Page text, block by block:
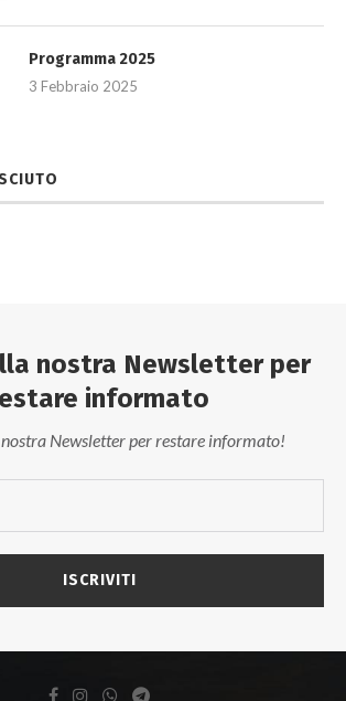
Programma 2025
3 Febbraio 2025
nostra Newsletter per
informato
Newsletter per restare informato!